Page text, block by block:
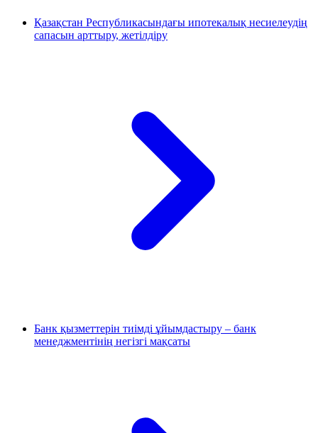
Қазақстан Республикасындағы ипотекалық несиелеудің
сапасын арттыру, жетілдіру
Банк қызметтерін тиімді ұйымдастыру – банк
менеджментінің негізгі мақсаты